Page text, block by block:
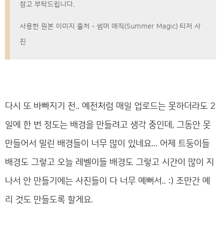
참고 부탁드립니다.
사용한 원본 이미지 출처 - 썸머 매직(Summer Magic) 티저 사
진
다시 또 바빠지기 전.. 예전처럼 매일 업로드는 못하더라도 2
일에 한 번 정도는 배경을 만들려고 생각 중인데, 그동안 못
만들어서 밀린 배경들이 너무 많이 있네요... 어제 트둥이들
배경도 그렇고 오늘 레벨이들 배경도 그렇고 시간이 많이 지
나서 안 만들기에는 사진들이 다 너무 예뻐서.. :) 조만간 예
리 것도 만들도록 할게요.